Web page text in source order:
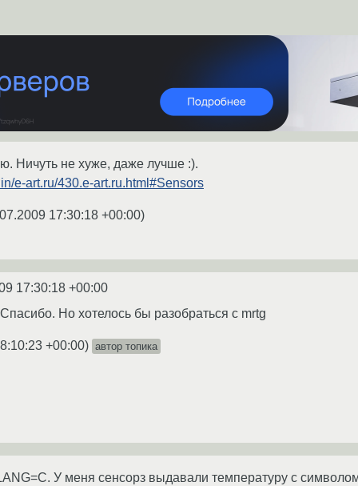
Ничуть не хуже, даже лучше :).
e-art.ru/430.e-art.ru.html#Sensors
17:30:18 +00:00)
17:30:18 +00:00
Но хотелось бы разобраться с mrtg
+00:00) автор топика
У меня сенсорз выдавали температуру с символом